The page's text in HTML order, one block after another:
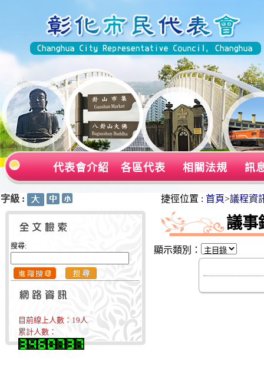
代表會介紹 各區代表 相關法規 訊
字級 :
搜尋:
目前線上人數： 19人
累計人數：
捷徑位置 : 首頁>議程資
議事
顯示類別：